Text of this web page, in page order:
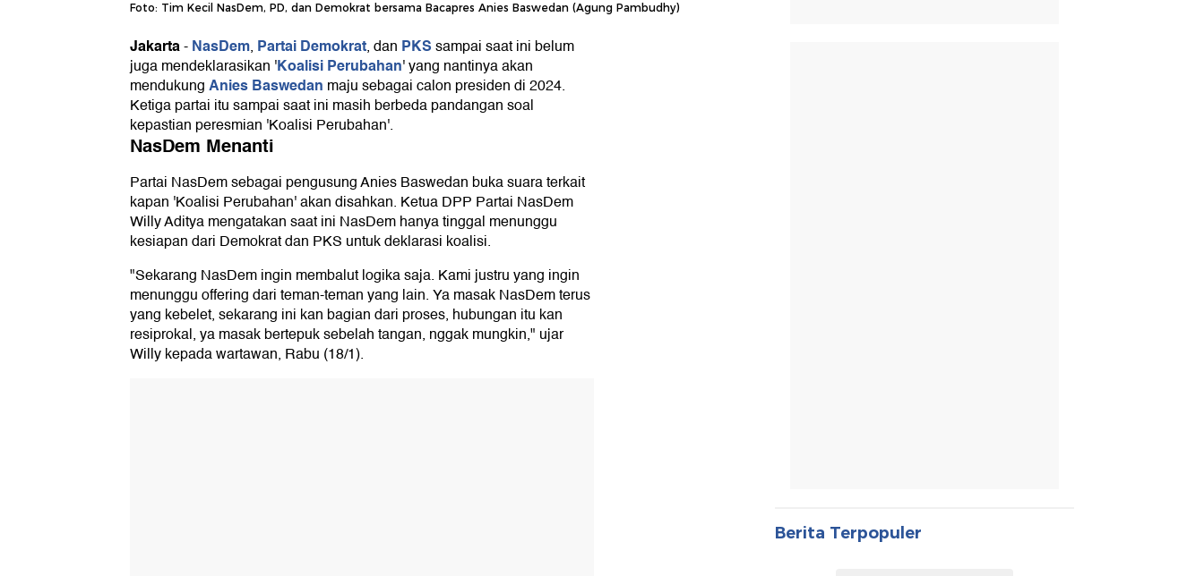
Foto: Tim Kecil NasDem, PD, dan Demokrat bersama Bacapres Anies Baswedan (Agung Pambudhy)
Jakarta-NasDem, Partai Demokrat, dan PKSsampai saat ini belum
juga mendeklarasikan 'Koalisi Perubahan' yang nantinya akan
mendukungAnies Baswedan maju sebagai calon presiden di 2024.
Ketiga partai itu sampai saat ini masih berbeda pandangan soal
kepastian peresmian 'Koalisi Perubahan'.
NasDem Menanti
Partai NasDem sebagai pengusung Anies Baswedan buka suara terkait
kapan 'Koalisi Perubahan' akan disahkan. Ketua DPP Partai NasDem
Willy Aditya mengatakan saat ini NasDem hanya tinggal menunggu
kesiapan dari Demokrat dan PKS untuk deklarasi koalisi.
"Sekarang NasDem ingin membalut logika saja. Kami justru yang ingin
menunggu offering dari teman-teman yang lain. Ya masak NasDem terus
yang kebelet, sekarang ini kan bagian dari proses, hubungan itu kan
resiprokal, ya masak bertepuk sebelah tangan, nggak mungkin," ujar
Willy kepada wartawan, Rabu (18/1).
Berita Terpopuler